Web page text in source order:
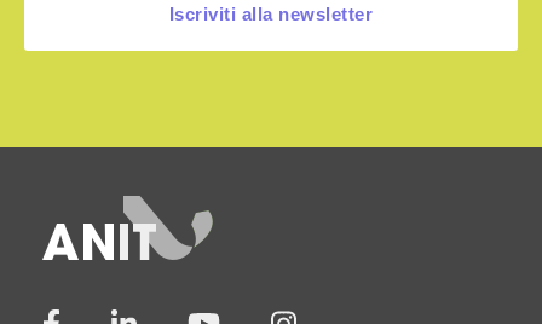
Iscriviti alla newsletter